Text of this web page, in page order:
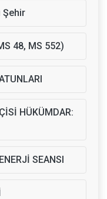
Şehir
48, MS 552)
HÜKÜMDAR:
SEANSI